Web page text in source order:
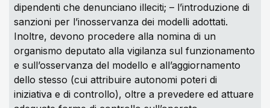
dipendenti che denunciano illeciti; – l’introduzione di
sanzioni per l’inosservanza dei modelli adottati.
Inoltre, devono procedere alla nomina di un
organismo deputato alla vigilanza sul funzionamento
e sull’osservanza del modello e all’aggiornamento
dello stesso (cui attribuire autonomi poteri di
iniziativa e di controllo), oltre a prevedere ed attuare